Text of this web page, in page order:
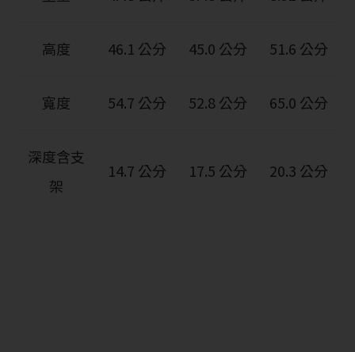
高度 46.1 公分 45.0 公分 51.6 公分
寬度 54.7 公分 52.8 公分 65.0 公分
深度含支
架
14.7 公分 17.5 公分 20.3 公分